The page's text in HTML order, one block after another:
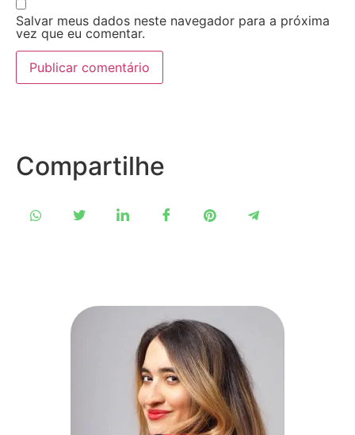
Salvar meus dados neste navegador para a próxima
vez que eu comentar.
Compartilhe